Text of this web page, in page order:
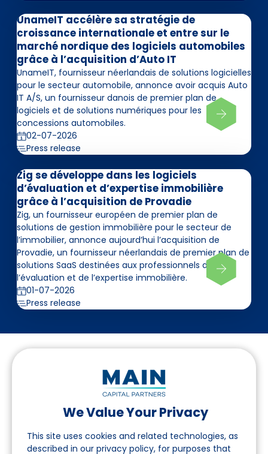
We Value Your Privacy
This site uses cookies and related technologies, as
described in our privacy policy, for purposes that
UnameIT accélère sa stratégie de
croissance internationale et entre sur le
marché nordique des logiciels automobiles
grâce à l’acquisition d’Auto IT
UnameIT, fournisseur néerlandais de solutions logicielles
pour le secteur automobile, annonce avoir acquis Auto
IT A/S, un fournisseur danois de premier plan de
logiciels et de solutions numériques pour les
concessions automobiles.
02-07-2026
Press release
Zig se développe dans les logiciels
d’évaluation et d’expertise immobilière
grâce à l’acquisition de Provadie
Zig, un fournisseur européen de premier plan de
solutions de gestion immobilière pour le secteur de
l’immobilier, annonce aujourd’hui l’acquisition de
Provadie, un fournisseur néerlandais de premier plan de
solutions SaaS destinées aux professionnels de
l’évaluation et de l’expertise immobilière.
01-07-2026
Press release
Suivez-nous sur LinkedIn